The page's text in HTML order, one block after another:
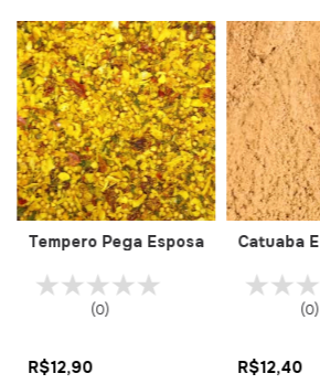
Tempero Pega Esposa
(0)
R$12,90
Catuaba
(0)
R$12,40